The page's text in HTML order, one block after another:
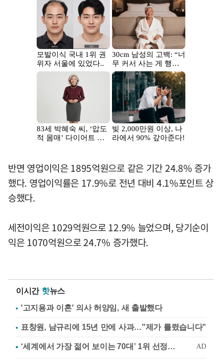
반면 영업이익은 1895억원으로 같은 기간 24.8% 증가
했다. 영업이익률은 17.9%로 전년 대비 4.1%포인트 상
승했다.
세전이익은 1029억원으로 12.9% 늘었으며, 당기순이
익은 1070억원으로 24.7% 증가했다.
이시간 핫뉴스
'고지용과 이혼' 의사 허양임, 새 출발했다
표창원, 남규리에 15년 만에 사과…"제가 틀렸습니다"